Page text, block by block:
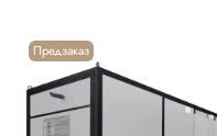
Предзаказ